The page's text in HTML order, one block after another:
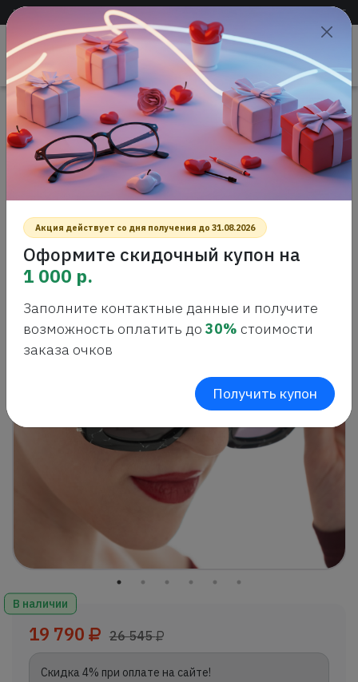
Доставка по всей России +7 (383) 288-54-55
САЛОН ОПТИКИ
Проверить
зрение
Главная
Интернет-магазин оптики
Солнцезащитные очки
ZADIG&VOLTAIRE SZV411 0869 Солнцезащитные очки
ZADIG&VOLTAIRE SZV411 0869
СОЛНЦЕЗАЩИТНЫЕ ОЧКИ
В наличии
19 790 26 545
Скидка 4% при оплате на сайте!
Акция действует со дня получения до 31.08.2026
Оформите скидочный купон на
1 000 р.
Заполните контактные данные и получите
возможность оплатить до 30% стоимости
заказа очков
Получить купон